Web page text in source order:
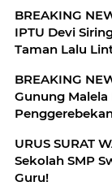
BREAKING
IPTU Devi
Taman Lalu
BREAKING
Gunung
URUS SURAT
Sekolah SMP
Guru!